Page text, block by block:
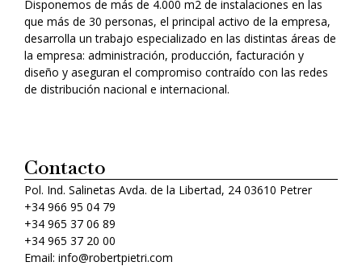
Disponemos de más de 4.000 m2 de instalaciones en las
que más de 30 personas, el principal activo de la empresa,
desarrolla un trabajo especializado en las distintas áreas de
la empresa: administración, producción, facturación y
diseño y aseguran el compromiso contraído con las redes
de distribución nacional e internacional.
Contacto
Pol. Ind. Salinetas Avda. de la Libertad, 24 03610 Petrer
+34 966 95 04 79
+34 965 37 06 89
+34 965 37 20 00
Email: info@robertpietri.com